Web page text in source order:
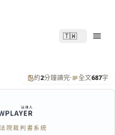
🇹🇼
約2分鐘讀完· 全文687字
院裁判書系統